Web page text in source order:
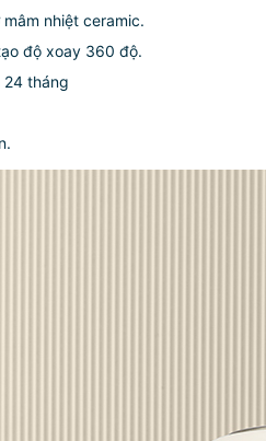
nhiệt ceramic.
độ xoay 360 độ.
24 tháng